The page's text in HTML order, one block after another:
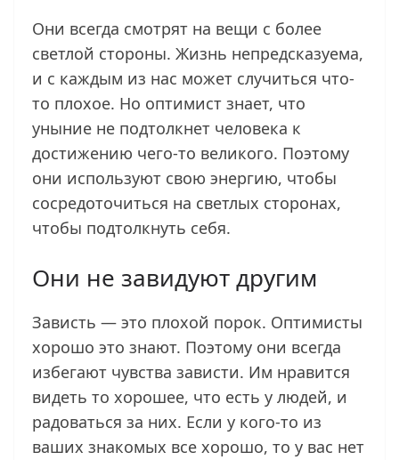
Они всегда смотрят на вещи с более
светлой стороны. Жизнь непредсказуема,
и с каждым из нас может случиться что-
то плохое. Но оптимист знает, что
уныние не подтолкнет человека к
достижению чего-то великого. Поэтому
они используют свою энергию, чтобы
сосредоточиться на светлых сторонах,
чтобы подтолкнуть себя.
Они не завидуют другим
Зависть — это плохой порок. Оптимисты
хорошо это знают. Поэтому они всегда
избегают чувства зависти. Им нравится
видеть то хорошее, что есть у людей, и
радоваться за них. Если у кого-то из
ваших знакомых все хорошо, то у вас нет